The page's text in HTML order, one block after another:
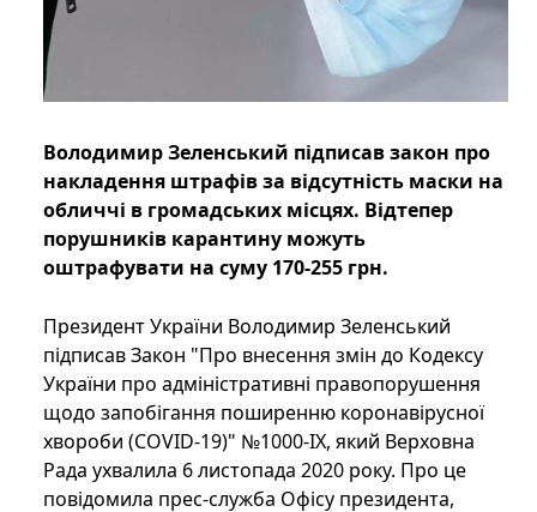
Володимир Зеленський підписав закон про
накладення штрафів за відсутність маски на
обличчі в громадських місцях. Відтепер
порушників карантину можуть
оштрафувати на суму 170-255 грн.
Президент України Володимир Зеленський
підписав Закон "Про внесення змін до Кодексу
України про адміністративні правопорушення
щодо запобігання поширенню коронавірусної
хвороби (COVID-19)" №1000-IX, який Верховна
Рада ухвалила 6 листопада 2020 року. Про це
повідомила прес-служба Офісу президента,